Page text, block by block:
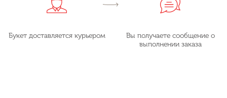
Букет доставляется курьером
Вы получаете сообщение о
выполнении заказа